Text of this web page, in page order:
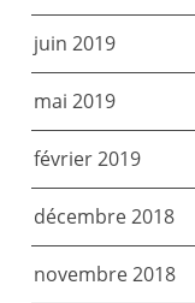
juin 2019
mai 2019
février 2019
décembre 2018
novembre 2018